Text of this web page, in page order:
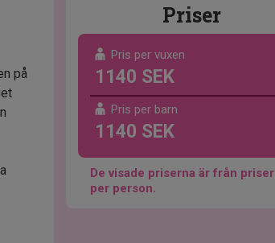
på
Priser
Pris per vuxen
1140 SEK
Pris per barn
1140 SEK
De visade priserna är från priser
per person.